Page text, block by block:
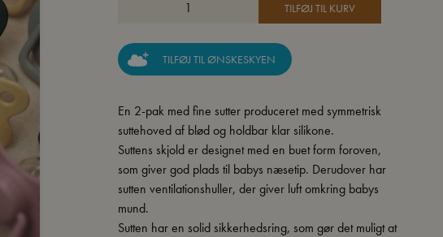
59,95 kr..
24,95 kr..
TILFØJ TIL KURV
TILFØJ TIL ØNSKESKYEN
En 2-pak med fine sutter produceret med symmetrisk
suttehoved af blød og holdbar klar silikone.
Suttens skjold er designet med en buet form foroven,
som giver god plads til babys næsetip. Derudover har
sutten ventilationshuller, der giver luft omkring babys
mund.
Sutten har en solid sikkerhedsring, som gør det muligt at